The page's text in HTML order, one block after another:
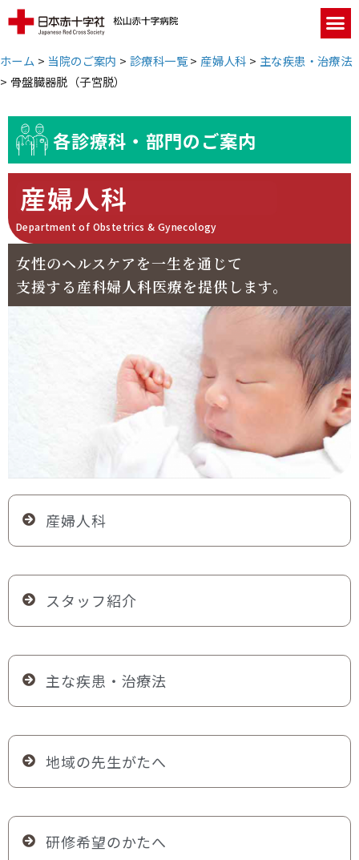
ホーム > 当院のご案内 >診療科一覧> 産婦人科 > 主な疾患・治療法
> 骨盤臓器脱（子宮脱）
各診療科・部門のご案内
産婦人科
Department of Obstetrics & Gynecology
女性のヘルスケアを一生を通じて
支援する産科婦人科医療を提供します。
産婦人科
スタッフ紹介
主な疾患・治療法
地域の先生がたへ
研修希望のかたへ